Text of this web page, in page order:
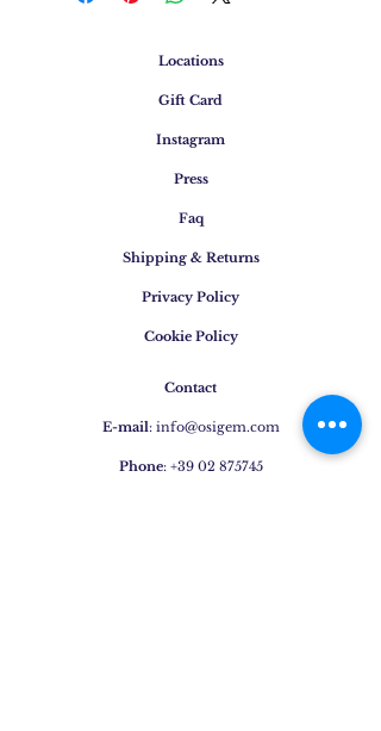
Locations
Gift Card
Instagram
Press
Faq
Shipping & Returns
Privacy Policy
Cookie Policy
Contact
E-mail: info@osigem.com
Phone: +39 02 875745